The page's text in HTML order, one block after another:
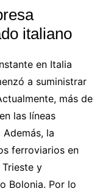
italiano
en Italia
a suministrar
más de
las líneas
la
ferroviarios en
y
Bolonia. Por lo